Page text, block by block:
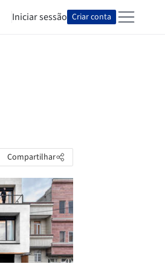
Iniciar sessão Criar conta
Compartilhar